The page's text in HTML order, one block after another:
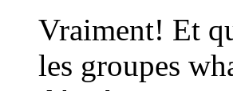
Vraiment! Et
les groupes